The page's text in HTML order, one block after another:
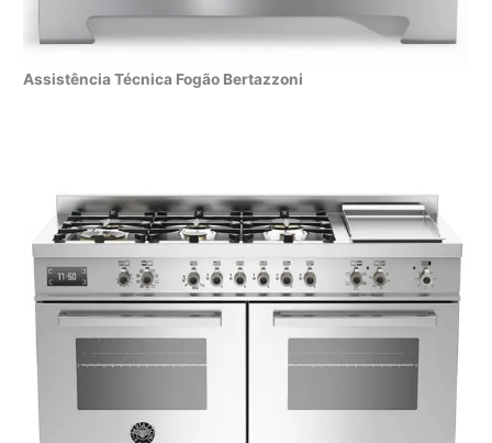
Assistência Técnica Fogão Bertazzoni